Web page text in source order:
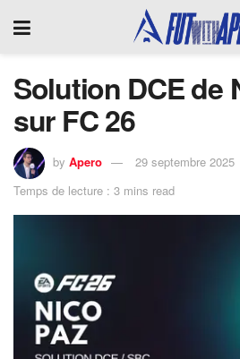
Solution DCE de
sur FC 26
by Apero
29 septembre 2025
Temps de lecture : 3 mins read